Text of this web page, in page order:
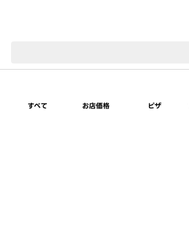
すべて お店価格 ピザ